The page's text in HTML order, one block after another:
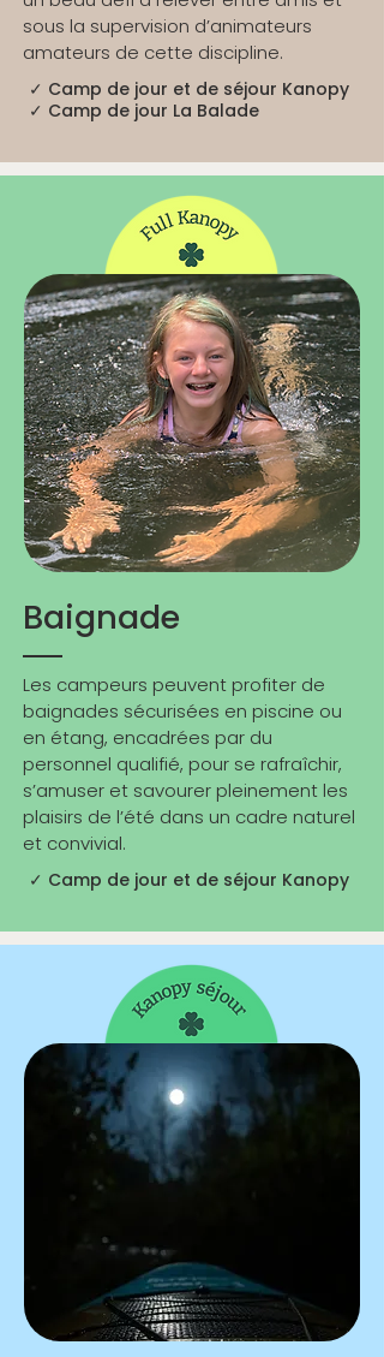
sous la supervision d’animateurs
amateurs de cette discipline.
✓ Camp de jour et de séjour Kanopy
✓ Camp de jour La Balade
Baignade
Les campeurs peuvent profiter de
baignades sécurisées en piscine ou
en étang, encadrées par du
personnel qualifié, pour se rafraîchir,
s’amuser et savourer pleinement les
plaisirs de l’été dans un cadre naturel
et convivial.
✓ Camp de jour et de séjour Kanopy